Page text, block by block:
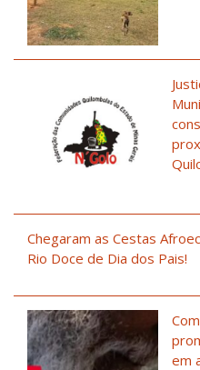
Chegaram as Cestas
Rio Doce de Dia dos Pais!
em